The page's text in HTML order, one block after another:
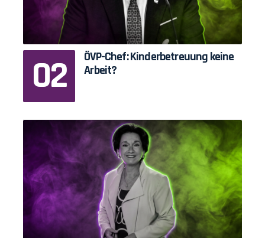
ÖVP-Chef: Kinderbetreuung keine
Arbeit?